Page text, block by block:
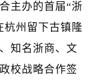
主办的首届“浙
杭州留下古镇隆
知名浙商、文
校战略合作签